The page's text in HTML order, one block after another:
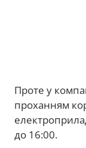
Проте у
проханням
до 16:00.